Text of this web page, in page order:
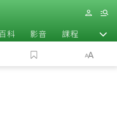
科 影音 課程 退休